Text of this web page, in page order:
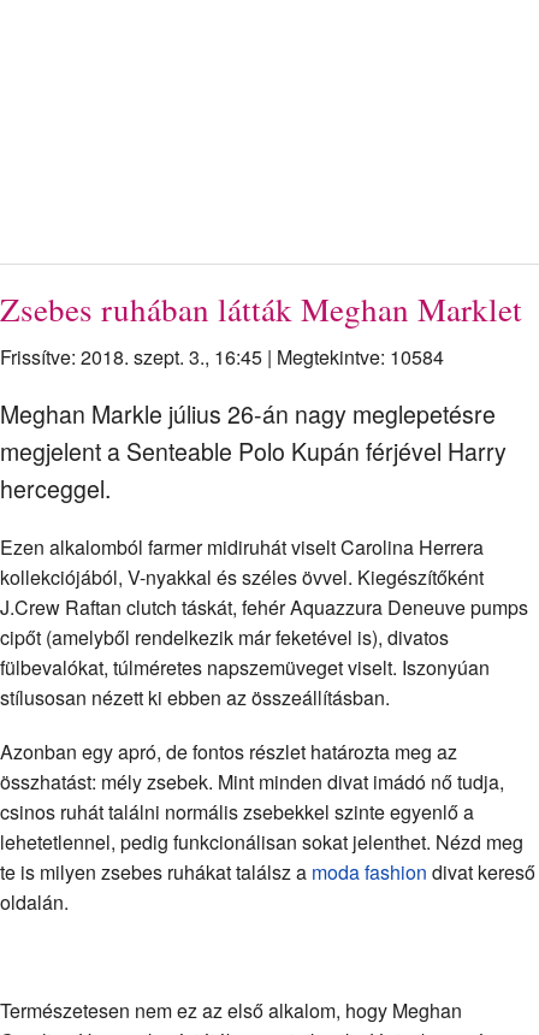
Zsebes ruhában látták Meghan Marklet
Frissítve: 2018. szept. 3., 16:45 | Megtekintve: 10584
Meghan Markle július 26-án nagy meglepetésre
megjelent a Senteable Polo Kupán férjével Harry
herceggel.
Ezen alkalomból farmer midiruhát viselt Carolina Herrera
kollekciójából, V-nyakkal és széles övvel. Kiegészítőként
J.Crew Raftan clutch táskát, fehér Aquazzura Deneuve pumps
cipőt (amelyből rendelkezik már feketével is), divatos
fülbevalókat, túlméretes napszemüveget viselt. Iszonyúan
stílusosan nézett ki ebben az összeállításban.
Azonban egy apró, de fontos részlet határozta meg az
összhatást: mély zsebek. Mint minden divat imádó nő tudja,
csinos ruhát találni normális zsebekkel szinte egyenlő a
lehetetlennel, pedig funkcionálisan sokat jelenthet. Nézd meg
te is milyen zsebes ruhákat találsz a moda fashion divat kereső
oldalán.
Természetesen nem ez az első alkalom, hogy Meghan